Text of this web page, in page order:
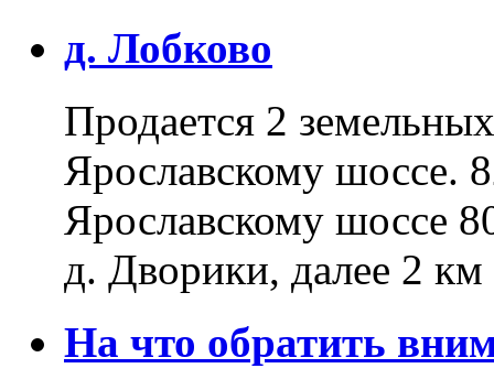
д. Лобково
Продается 2
Ярославскому
Ярославскому шоссе
д. Дворики, далее 2
На что обратить